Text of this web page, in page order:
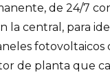
de 24/7
la central, para
fotovoltaicos
de planta que